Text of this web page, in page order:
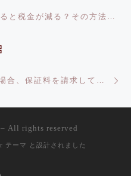
ョン 棚卸資産の評価方法を変更すると税金が減る？その方法とは
社長が債務保証人になっている場合、保証料を請求して節税出来るか？
– All rights reserved
テーマ と設計されました